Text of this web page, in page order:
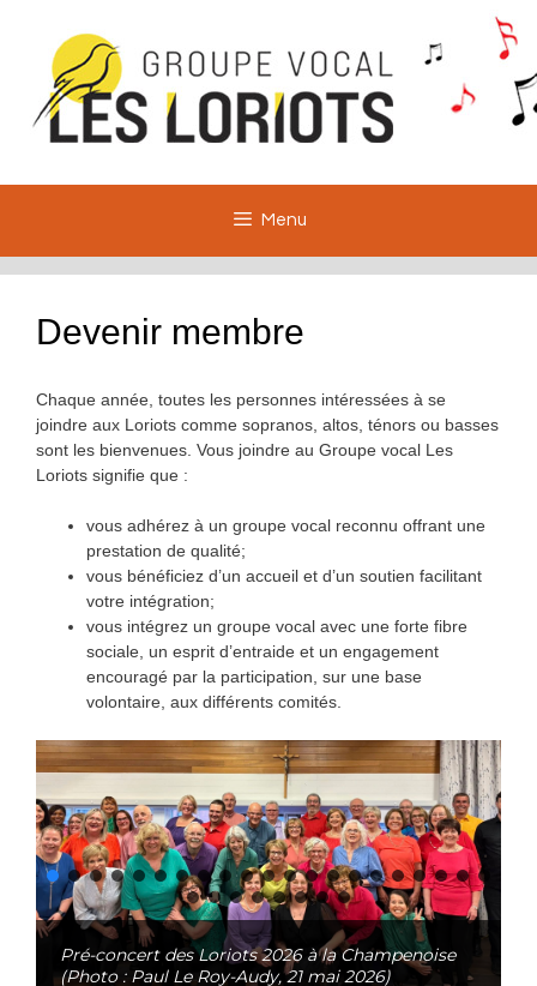
contenu
Menu
Devenir membre
Chaque année, toutes les personnes intéressées à se
joindre aux Loriots comme sopranos, altos, ténors ou basses
sont les bienvenues. Vous joindre au Groupe vocal Les
Loriots signifie que :
vous adhérez à un groupe vocal reconnu offrant une
prestation de qualité;
vous bénéficiez d’un accueil et d’un soutien facilitant
votre intégration;
vous intégrez un groupe vocal avec une forte fibre
sociale, un esprit d’entraide et un engagement
encouragé par la participation, sur une base
volontaire, aux différents comités.
Pré-concert des Loriots 2026 à la Champenoise
(Photo : Paul Le Roy-Audy, 21 mai 2026)